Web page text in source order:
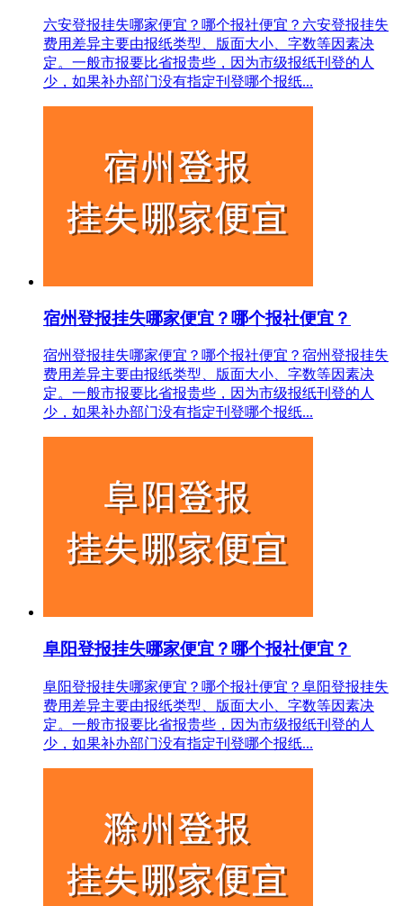
六安登报挂失哪家便宜？哪个报社便宜？六安登报挂失
费用差异主要由报纸类型、版面大小、字数等因素决
定。一般市报要比省报贵些，因为市级报纸刊登的人
少，如果补办部门没有指定刊登哪个报纸...
宿州登报挂失哪家便宜？哪个报社便宜？
宿州登报挂失哪家便宜？哪个报社便宜？宿州登报挂失
费用差异主要由报纸类型、版面大小、字数等因素决
定。一般市报要比省报贵些，因为市级报纸刊登的人
少，如果补办部门没有指定刊登哪个报纸...
阜阳登报挂失哪家便宜？哪个报社便宜？
阜阳登报挂失哪家便宜？哪个报社便宜？阜阳登报挂失
费用差异主要由报纸类型、版面大小、字数等因素决
定。一般市报要比省报贵些，因为市级报纸刊登的人
少，如果补办部门没有指定刊登哪个报纸...